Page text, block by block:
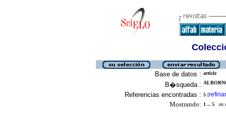
Base de datos : article
B�squeda :
Referencias encontradas : 5 [refinar
Mostrando: 1 .. 5 en